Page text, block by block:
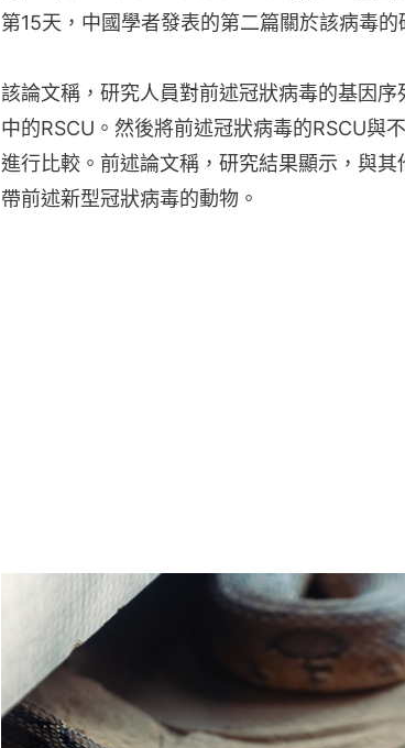
第15天，中國學者發表的第二篇關於該病毒的
該論文稱，研究人員對前述冠狀病毒的基因序
中的RSCU。然後將前述冠狀病毒的RSCU與
進行比較。前述論文稱，研究結果顯示，與
帶前述新型冠狀病毒的動物。